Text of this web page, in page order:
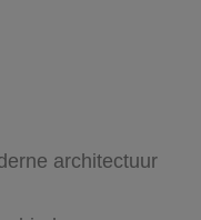
architectuur